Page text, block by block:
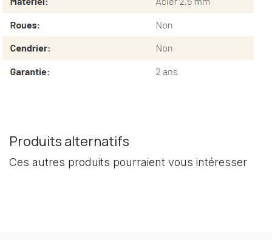
Produits alternatifs
Ces autres produits pourraient vous intéresser